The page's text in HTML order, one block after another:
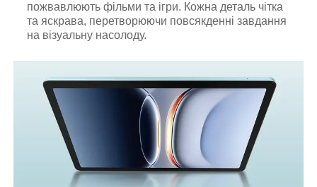
пожвавлюють фільми та ігри. Кожна деталь чітка
та яскрава, перетворюючи повсякденні завдання
на візуальну насолоду.